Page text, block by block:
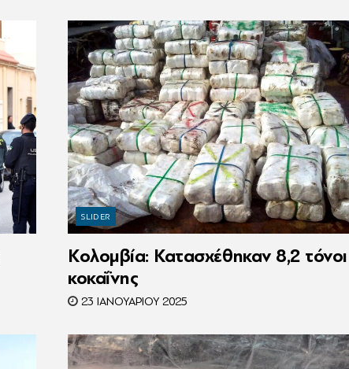
SLIDER
Κολομβία: Κατασχέθηκαν 8,2 τόνοι
κοκαΐνης
23 ΙΑΝΟΥΑΡΊΟΥ 2025